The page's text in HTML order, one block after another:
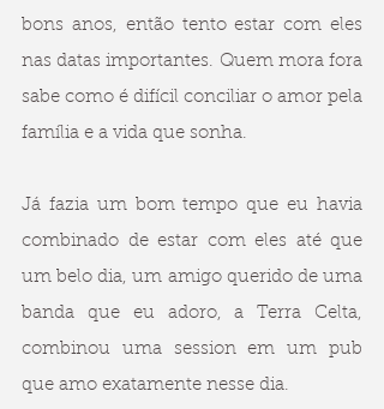
bons anos, então tento estar com eles
nas datas importantes. Quem mora fora
sabe como é difícil conciliar o amor pela
família e a vida que sonha.
Já fazia um bom tempo que eu havia
combinado de estar com eles até que
um belo dia, um amigo querido de uma
banda que eu adoro, a Terra Celta,
combinou uma session em um pub
que amo exatamente nesse dia.